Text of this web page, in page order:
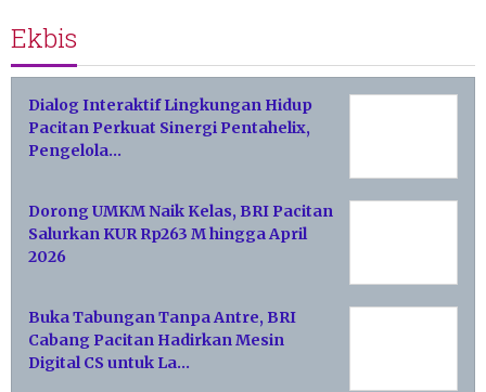
Ekbis
Dialog Interaktif Lingkungan Hidup
Pacitan Perkuat Sinergi Pentahelix,
Pengelola…
Dorong UMKM Naik Kelas, BRI Pacitan
Salurkan KUR Rp263 M hingga April
2026
Buka Tabungan Tanpa Antre, BRI
Cabang Pacitan Hadirkan Mesin
Digital CS untuk La…